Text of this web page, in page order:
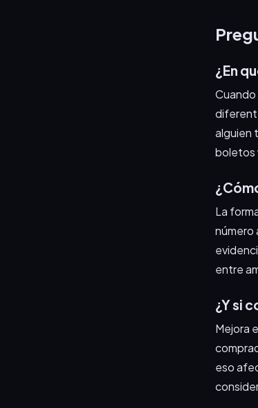
¿En
Cuando
alguien
boletos
La
número
entre
¿Y si
Mejora
eso